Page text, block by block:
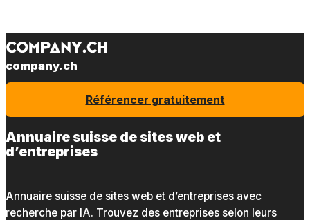
company.ch
Référencer gratuitement
Annuaire suisse de sites web et
d’entreprises
Annuaire suisse de sites web et d’entreprises avec
recherche par IA. Trouvez des entreprises selon leurs